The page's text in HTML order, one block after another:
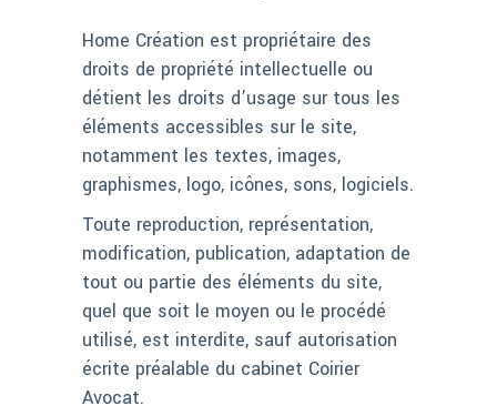
Home Création est propriétaire des
droits de propriété intellectuelle ou
détient les droits d’usage sur tous les
éléments accessibles sur le site,
notamment les textes, images,
graphismes, logo, icônes, sons, logiciels.
Toute reproduction, représentation,
modification, publication, adaptation de
tout ou partie des éléments du site,
quel que soit le moyen ou le procédé
utilisé, est interdite, sauf autorisation
écrite préalable du cabinet Coirier
Avocat.